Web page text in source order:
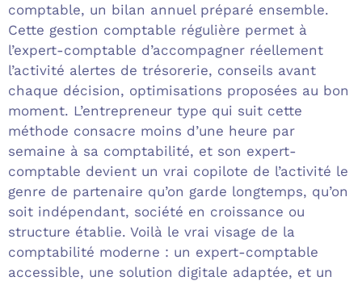
comptable, un bilan annuel préparé ensemble.
Cette gestion comptable régulière permet à
l’expert-comptable d’accompagner réellement
l’activité alertes de trésorerie, conseils avant
chaque décision, optimisations proposées au bon
moment. L’entrepreneur type qui suit cette
méthode consacre moins d’une heure par
semaine à sa comptabilité, et son expert-
comptable devient un vrai copilote de l’activité le
genre de partenaire qu’on garde longtemps, qu’on
soit indépendant, société en croissance ou
structure établie. Voilà le vrai visage de la
comptabilité moderne : un expert-comptable
accessible, une solution digitale adaptée, et un